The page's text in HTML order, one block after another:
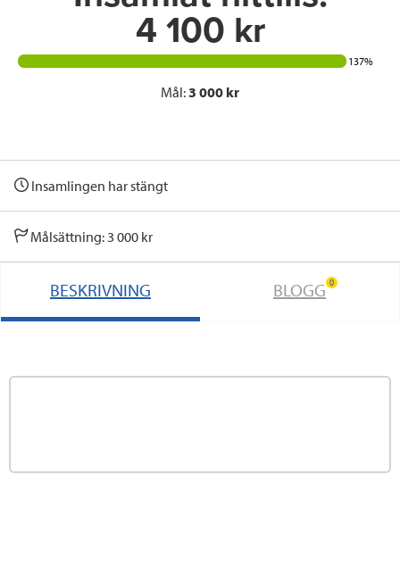
4 100 kr
137%
Mål:3 000 kr
Insamlingen har stängt
Målsättning: 3 000 kr
BESKRIVNING BLOGG 0